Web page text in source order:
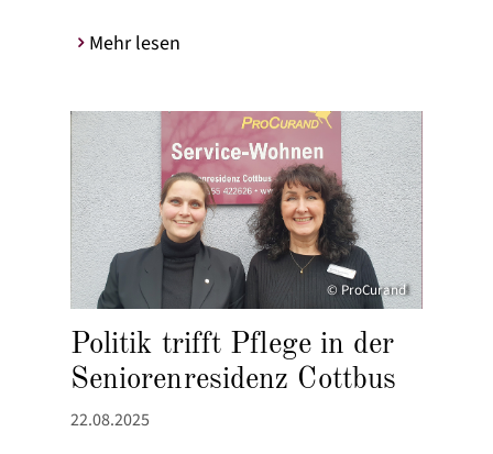
Mehr lesen
© ProCurand
Politik trifft Pflege in der
Seniorenresidenz Cottbus
22.08.2025